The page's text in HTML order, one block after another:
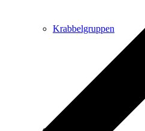
Krabbelgruppen